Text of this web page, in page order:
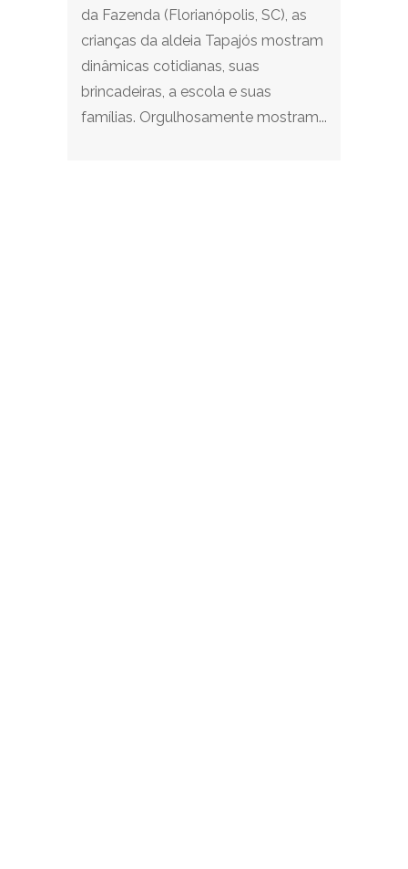
da Fazenda (Florianópolis, SC), as
crianças da aldeia Tapajós mostram
dinâmicas cotidianas, suas
brincadeiras, a escola e suas
famílias. Orgulhosamente mostram...